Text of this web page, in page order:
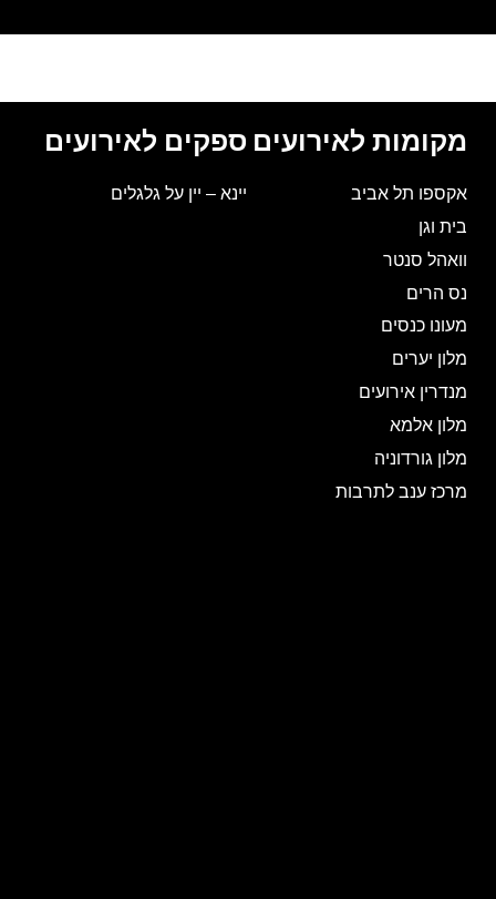
מקומות לאירועים
אקספו תל אביב
בית וגן
וואהל סנטר
נס הרים
מעונו כנסים
מלון יערים
מנדרין אירועים
מלון אלמא
מלון גורדוניה
מרכז ענב לתרבות
ספקים לאירועים
יינא – יין על גלגלים